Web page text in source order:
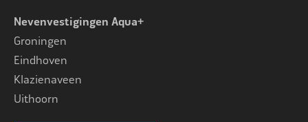
Nevenvestigingen Aqua+
Groningen
Eindhoven
Klazienaveen
Uithoorn